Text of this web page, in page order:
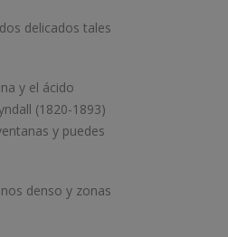
delicados tales
y el ácido
(1820-1893)
y puedes
denso y zonas